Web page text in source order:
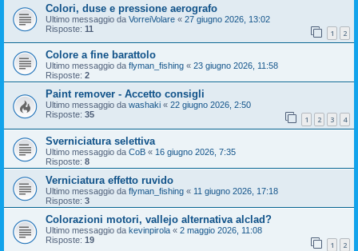
Colori, duse e pressione aerografo
Ultimo messaggio da VorreiVolare « 27 giugno 2026, 13:02
Risposte: 11 1 2
Colore a fine barattolo
Ultimo messaggio da flyman_fishing « 23 giugno 2026, 11:58
Risposte: 2
Paint remover - Accetto consigli
Ultimo messaggio da washaki « 22 giugno 2026, 2:50
Risposte: 35 1 2 3 4
Sverniciatura selettiva
Ultimo messaggio da CoB « 16 giugno 2026, 7:35
Risposte: 8
Verniciatura effetto ruvido
Ultimo messaggio da flyman_fishing « 11 giugno 2026, 17:18
Risposte: 3
Colorazioni motori, vallejo alternativa alclad?
Ultimo messaggio da kevinpirola « 2 maggio 2026, 11:08
Risposte: 19 1 2